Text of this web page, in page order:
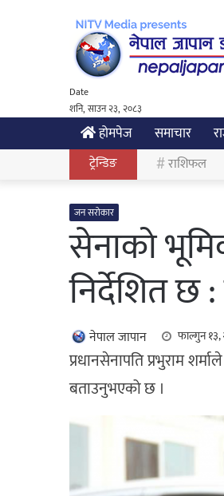
Date
शनि, साउन २३, २०८३
होमपेज समाचार
ट्रेन्डिङ राशिफल
जन सरोकार
सेनाको
निर्देशित छ
नेपाल जापान फाल्गुन
प्रधानसेनापति प्रभुराम
बताउनुभएको छ ।